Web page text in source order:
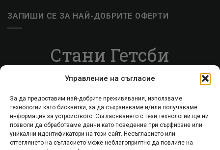
Управление на съгласие
За да предоставим най-добрите преживявания, използваме
технологии като бисквитки, за да съхраняваме и/или получаваме
информация за устройството. Съгласяването с тези технологии ще ни
позволи да обработваме данни като поведение при сърфиране или
уникални идентификатори на този сайт. Несъгласието или
оттеглянето на съгласието може неблагоприятно да повлияе на
ЗАПИШИ СЕ ЗА НАЙ-ДОБРИТЕ ОФЕРТИ
Стани Гетсби
Запиши се за ВИП листата, за да получаваш
Запиши се